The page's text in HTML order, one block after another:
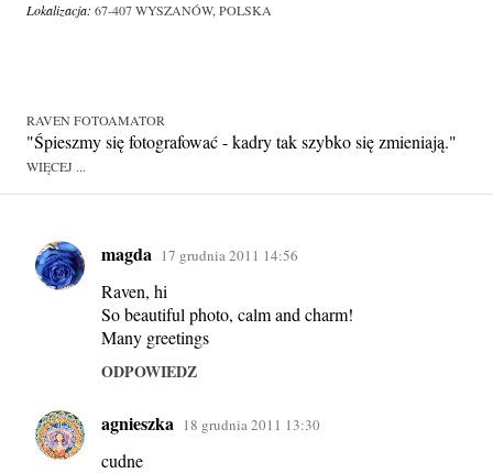
Lokalizacja: 67-407 WYSZANÓW, POLSKA
RAVEN FOTOAMATOR
"Śpieszmy się fotografować - kadry tak szybko się zmieniają."
WIĘCEJ ...
K
t
a
magda 17 grudnia 2011 14:56
Raven, hi
So beautiful photo, calm and charm!
Many greetings
ODPOWIEDZ
agnieszka 18 grudnia 2011 13:30
cudne